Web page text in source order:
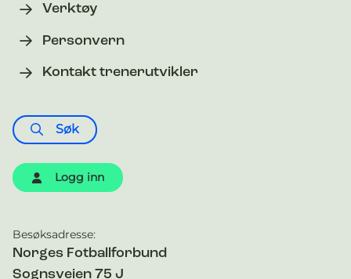
Verktøy
Personvern
Kontakt trenerutvikler
Søk
Logg inn
Kontaktinformasjon
Besøksadresse:
Norges Fotballforbund
Sognsveien 75 J